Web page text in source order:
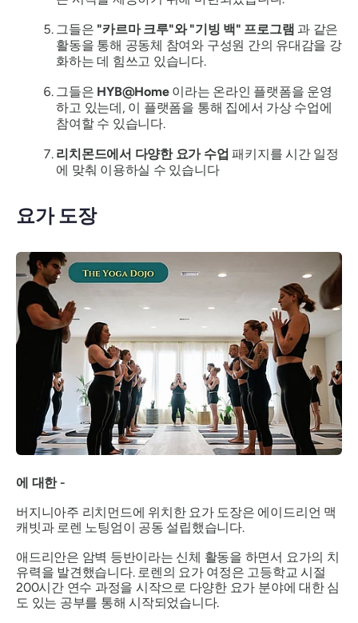
그들은 "카르마 크루"와 "기빙 백" 프로그램 과 같은
활동을 통해 공동체 참여와 구성원 간의 유대감을 강
화하는 데 힘쓰고 있습니다.
그들은 HYB@Home이라는 온라인 플랫폼을 운영
하고 있는데, 이 플랫폼을 통해 집에서 가상 수업에
참여할 수 있습니다.
리치몬드에서 다양한 요가 수업 패키지를 시간 일정
에 맞춰 이용하실 수 있습니다
요가 도장
에 대한 -
버지니아주 리치먼드에 위치한 요가 도장은 에이드리언 맥
캐빗과 로렌 노팅엄이 공동 설립했습니다.
애드리안은 암벽 등반이라는 신체 활동을 하면서 요가의 치
유력을 발견했습니다. 로렌의 요가 여정은 고등학교 시절
200시간 연수 과정을 시작으로 다양한 요가 분야에 대한 심
도 있는 공부를 통해 시작되었습니다.